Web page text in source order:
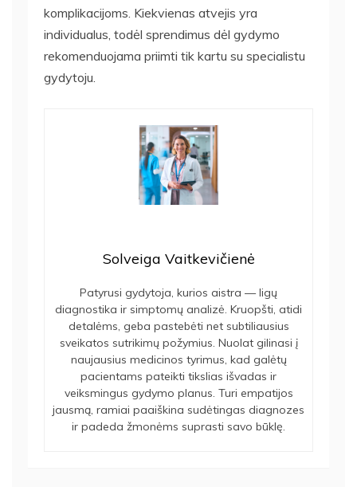
komplikacijoms. Kiekvienas atvejis yra
individualus, todėl sprendimus dėl gydymo
rekomenduojama priimti tik kartu su specialistu
gydytoju.
Solveiga Vaitkevičienė
Patyrusi gydytoja, kurios aistra — ligų
diagnostika ir simptomų analizė. Kruopšti, atidi
detalėms, geba pastebėti net subtiliausius
sveikatos sutrikimų požymius. Nuolat gilinasi į
naujausius medicinos tyrimus, kad galėtų
pacientams pateikti tikslias išvadas ir
veiksmingus gydymo planus. Turi empatijos
jausmą, ramiai paaiškina sudėtingas diagnozes
ir padeda žmonėms suprasti savo būklę.